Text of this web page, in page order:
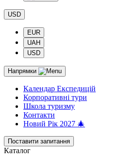
USD
EUR
UAH
USD
Напрямки
Календар Експедицій
Корпоративні тури
Школа туризму
Контакти
Новий Рік 2027 🎄
Поставити запитання
Каталог